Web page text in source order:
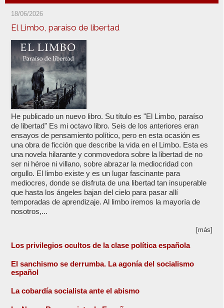
18/06/2026
El Limbo, paraíso de libertad
He publicado un nuevo libro. Su título es "El Limbo, paraíso
de libertad" Es mi octavo libro. Seis de los anteriores eran
ensayos de pensamiento político, pero en esta ocasión es
una obra de ficción que describe la vida en el Limbo. Esta es
una novela hilarante y conmovedora sobre la libertad de no
ser ni héroe ni villano, sobre abrazar la mediocridad con
orgullo. El limbo existe y es un lugar fascinante para
mediocres, donde se disfruta de una libertad tan insuperable
que hasta los ángeles bajan del cielo para pasar allí
temporadas de aprendizaje. Al limbo iremos la mayoría de
nosotros,...
[más]
Los privilegios ocultos de la clase política española
El sanchismo se derrumba. La agonía del socialismo
español
La cobardía socialista ante el abismo